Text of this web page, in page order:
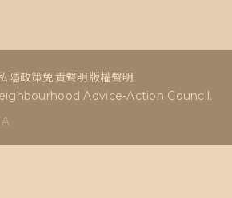
Advice-Action Council.
隱政策免責聲明版權聲明